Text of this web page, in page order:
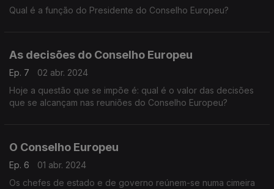
Qual é a função do Presidente do Conselho Europeu?
As decisões do Conselho Europeu
Ep. 7
02 abr. 2024
Hoje a questão que se impõe é: qual é o valor das decisões
que se alcançam nas reuniões do Conselho Europeu?
O Conselho Europeu
Ep. 6
01 abr. 2024
Os chefes de estado e de governo reúnem-se numa cimeira